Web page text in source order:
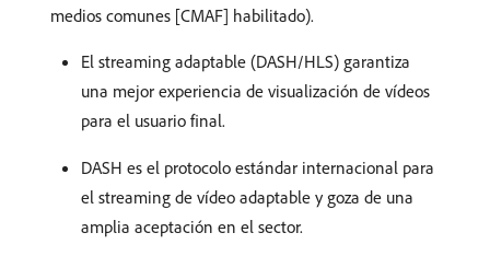
medios comunes [CMAF] habilitado).
El streaming adaptable (DASH/HLS) garantiza
una mejor experiencia de visualización de vídeos
para el usuario final.
DASH es el protocolo estándar internacional para
el streaming de vídeo adaptable y goza de una
amplia aceptación en el sector.